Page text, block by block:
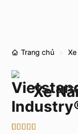
Trang chủ
Xe